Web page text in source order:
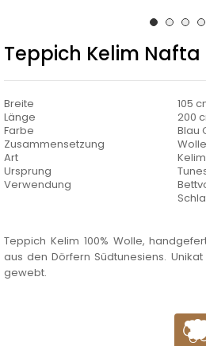
Teppich Kelim Nafta
Breite
105
Länge
200
Farbe
Blau
Zusammensetzung
Wolle
Art
Kelim
Ursprung
Verwendung
Teppich Kelim 100% Wolle,
aus den Dörfern Südtunesiens.
gewebt.